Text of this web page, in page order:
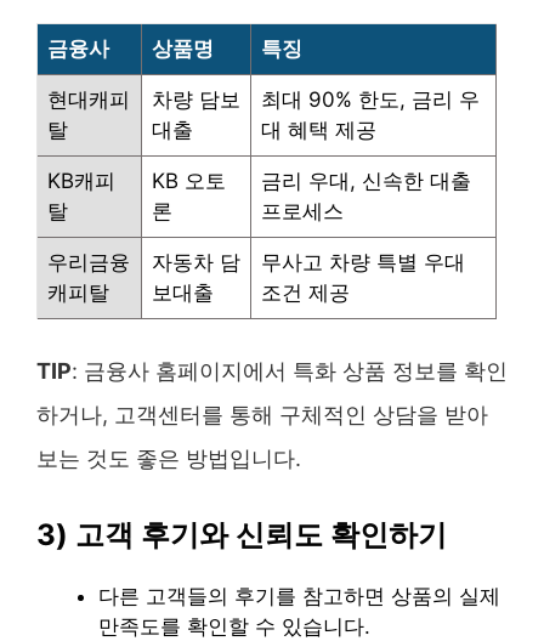
금융사 상품명 특징
현대캐피
탈
차량 담보
대출
최대 90% 한도, 금리 우
대 혜택 제공
KB캐피
탈
KB 오토
론
금리 우대, 신속한 대출
프로세스
우리금융
캐피탈
자동차 담
보대출
무사고 차량 특별 우대
조건 제공
TIP: 금융사 홈페이지에서 특화 상품 정보를 확인
하거나, 고객센터를 통해 구체적인 상담을 받아
보는 것도 좋은 방법입니다.
3) 고객 후기와 신뢰도 확인하기
다른 고객들의 후기를 참고하면 상품의 실제
만족도를 확인할 수 있습니다.